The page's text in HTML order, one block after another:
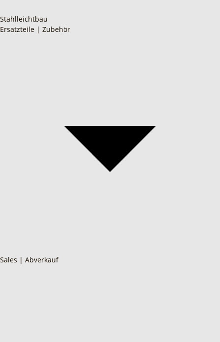
Stahlleichtbau
Ersatzteile | Zubehör
Sales | Abverkauf